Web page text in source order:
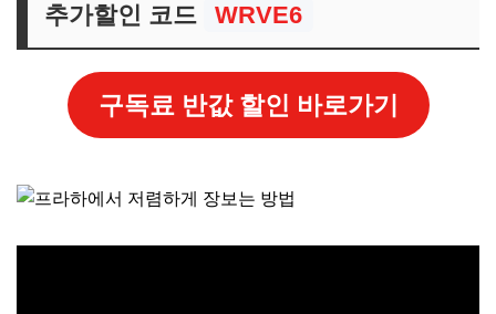
추가할인 코드 WRVE6
구독료 반값 할인 바로가기